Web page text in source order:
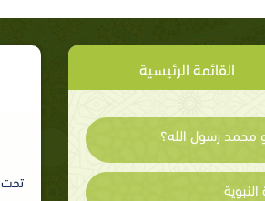
القائمة الرئيسية
رسول الله؟